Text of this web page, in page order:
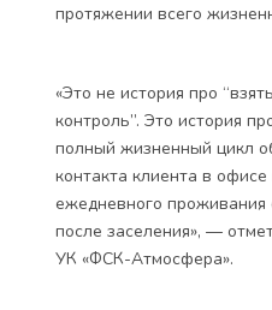
протяжении всего
«Это не история про
контроль”. Это история
полный жизненный цикл
контакта клиента в
ежедневного проживания
после заселения», —
УК «ФСК-Атмосфера».